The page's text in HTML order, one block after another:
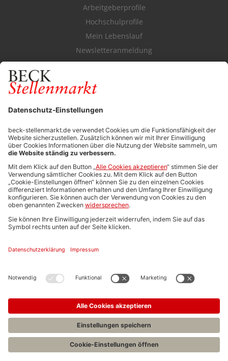
Arbeitgeberprofile
Hochschulprofile
Mein Lebenslauf
Newsletteranmeldung
Durchsuchen Sie den Stellenkatalog
FÜR ARBEITGEBER
Stellenmarktpreise
Anzeigen-AGB
Media-Daten
Newsletteranmeldung
Produktübersicht
ALLGEMEIN
FAQs
Impressum
Stellenangebote C.H.BECK
Entwickelt durchJobiqo